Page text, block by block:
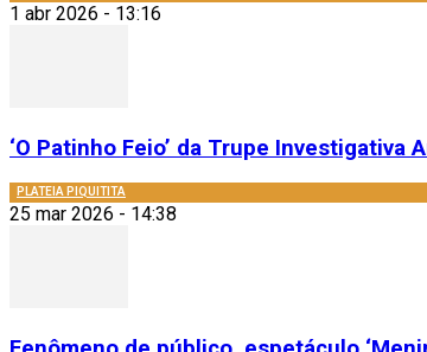
1 abr 2026 - 13:16
‘O Patinho Feio’ da Trupe
PLATEIA PIQUITITA
25 mar 2026 - 14:38